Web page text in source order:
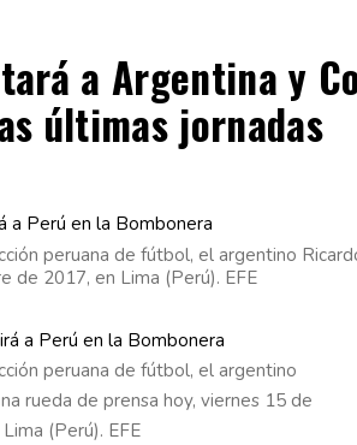
a Argentina y
últimas jornadas
peruana de fútbol, el argentino
de 2017, en Lima (Perú). EFE
peruana de fútbol, el argentino
rueda de prensa hoy, viernes 15 de
(Perú). EFE